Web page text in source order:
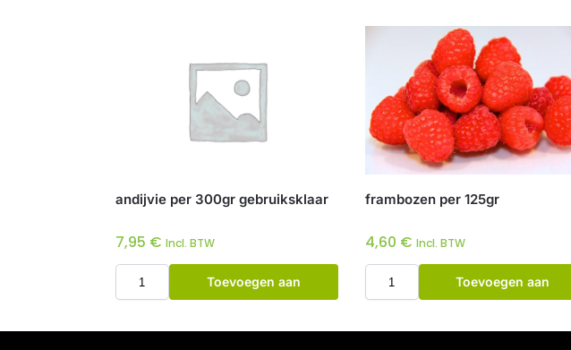
andijvie per 300gr gebruiksklaar
7,95 € Incl. BTW
Toevoegen aan
frambozen per 125gr
4,60 € Incl. BTW
Toevoegen aan